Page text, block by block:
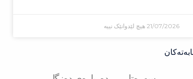
21/07/2026 هیچ لێدوانێک نییە